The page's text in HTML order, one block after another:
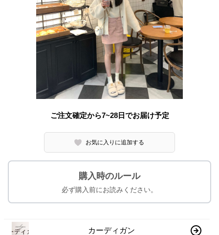
ご注文確定から7~28日でお届け予定
お気に入りに追加する
購入時のルール
必ず購入前にお読みください。
カーディガン